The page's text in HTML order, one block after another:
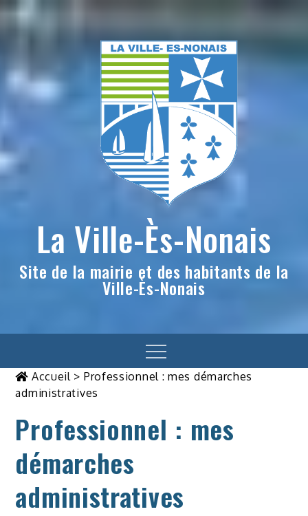
Skip
La Ville-Ès-Nonais
Site de la mairie et des habitants de la
Ville-Ès-Nonais
Menu
Accueil> Professionnel : mes démarches
administratives
Professionnel : mes
démarches
administratives